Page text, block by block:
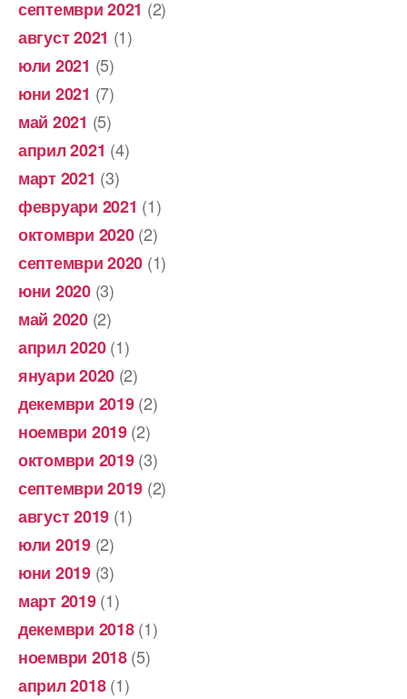
септември 2021 (2)
август 2021 (1)
юли 2021 (5)
юни 2021 (7)
май 2021 (5)
април 2021 (4)
март 2021 (3)
февруари 2021 (1)
октомври 2020(2)
септември 2020 (1)
юни 2020(3)
май 2020(2)
април 2020(1)
януари 2020 (2)
декември 2019(2)
ноември 2019(2)
октомври 2019(3)
септември 2019 (2)
август 2019 (1)
юли 2019(2)
юни 2019(3)
март 2019(1)
декември 2018(1)
ноември 2018(5)
април 2018(1)